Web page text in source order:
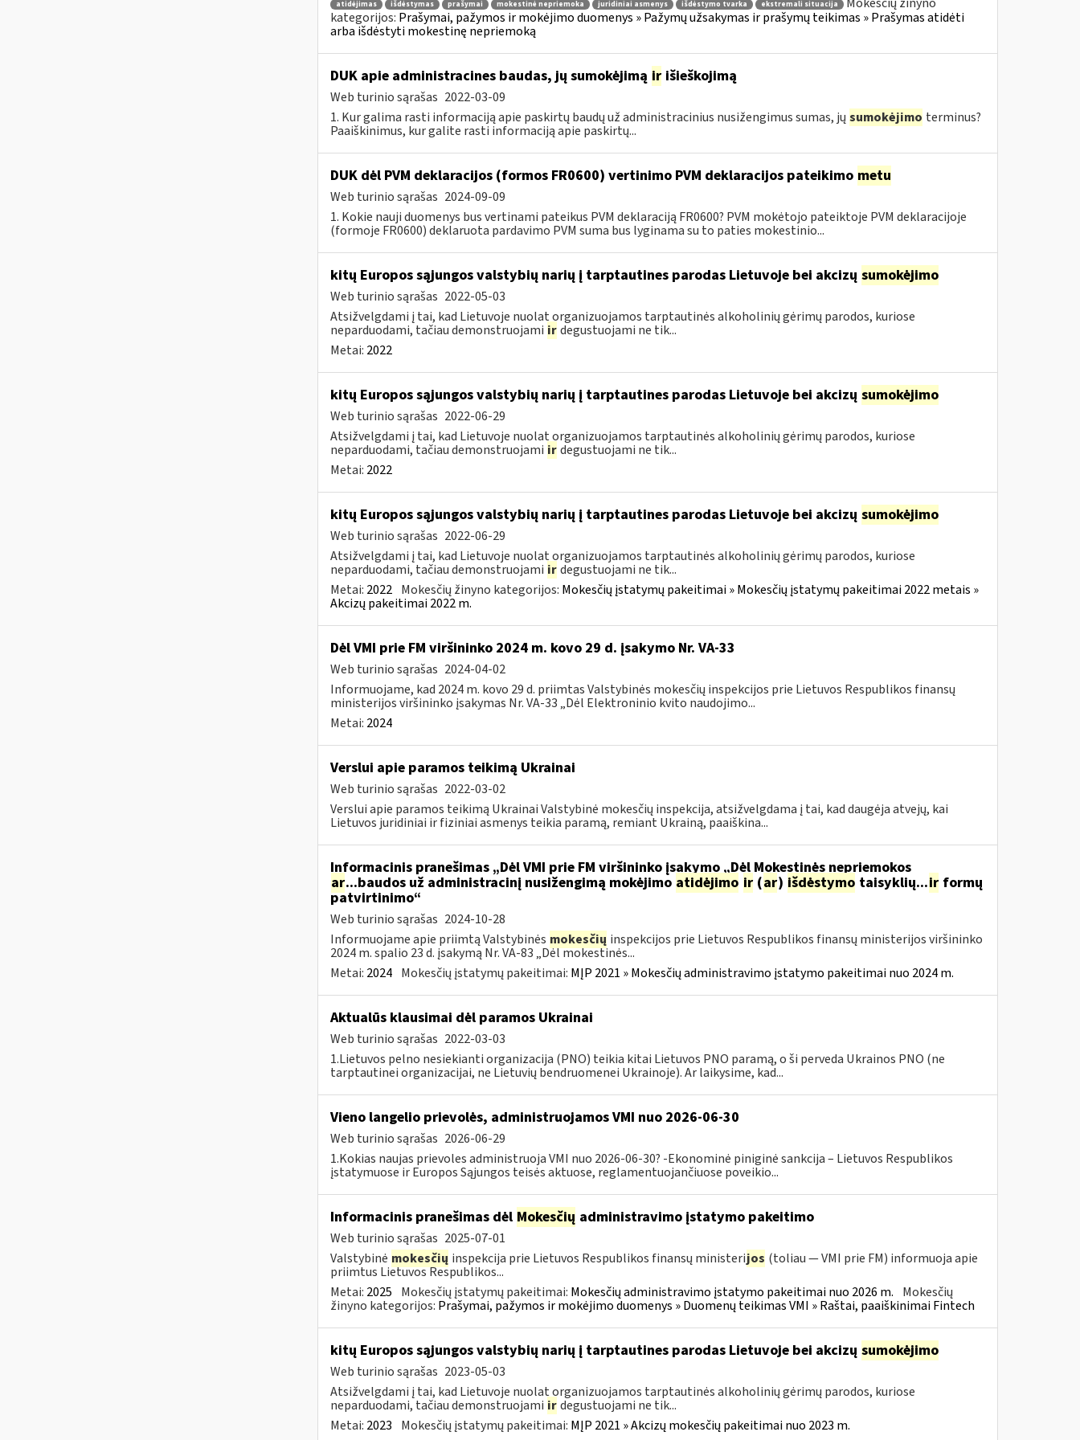
atidėjimas išdėstymas prašymai mokestinė nepriemoka juridiniai asmenys išdėstymo tvarka ekstremali situacija
kategorijos: Prašymai, pažymos ir mokėjimo duomenys » Pažymų užsakymas ir prašymų teikimas » Prašymas atidėti
arba išdėstyti mokestinę nepriemoką
DUK apie administracines baudas, jų sumokėjimą irišieškojimą
Web turinio sąrašas 2022-03-09
1. Kur galima rasti informaciją apie paskirtų baudų už administracinius nusižengimus sumas, jų sumokėjimo terminus?
Paaiškinimus, kur galite rasti informaciją apie paskirtų...
DUK dėl PVM deklaracijos (formos FR0600) vertinimo PVM deklaracijos pateikimo metu
Web turinio sąrašas 2024-09-09
1. Kokie nauji duomenys bus vertinami pateikus PVM deklaraciją FR0600? PVM mokėtojo pateiktoje PVM deklaracijoje
(formoje FR0600) deklaruota pardavimo PVM suma bus lyginama su to paties mokestinio...
kitų Europos sąjungos valstybių narių į tarptautines parodas Lietuvoje bei akcizų sumokėjimo
Web turinio sąrašas 2022-05-03
Atsižvelgdami į tai, kad Lietuvoje nuolat organizuojamos tarptautinės alkoholinių gėrimų parodos, kuriose
neparduodami, tačiau demonstruojami ir degustuojami ne tik...
Metai: 2022
kitų Europos sąjungos valstybių narių į tarptautines parodas Lietuvoje bei akcizų sumokėjimo
Web turinio sąrašas 2022-06-29
Atsižvelgdami į tai, kad Lietuvoje nuolat organizuojamos tarptautinės alkoholinių gėrimų parodos, kuriose
neparduodami, tačiau demonstruojami ir degustuojami ne tik...
Metai: 2022
kitų Europos sąjungos valstybių narių į tarptautines parodas Lietuvoje bei akcizų sumokėjimo
Web turinio sąrašas 2022-06-29
Atsižvelgdami į tai, kad Lietuvoje nuolat organizuojamos tarptautinės alkoholinių gėrimų parodos, kuriose
neparduodami, tačiau demonstruojami ir degustuojami ne tik...
Metai: 2022 Mokesčių žinyno kategorijos: Mokesčių įstatymų pakeitimai » Mokesčių įstatymų pakeitimai 2022 metais »
Akcizų pakeitimai 2022 m.
Dėl VMI prie FM viršininko 2024 m. kovo 29 d. įsakymo Nr. VA-33
Web turinio sąrašas 2024-04-02
Informuojame, kad 2024 m. kovo 29 d. priimtas Valstybinės mokesčių inspekcijos prie Lietuvos Respublikos finansų
ministerijos viršininko įsakymas Nr. VA-33 „Dėl Elektroninio kvito naudojimo...
Metai: 2024
Verslui apie paramos teikimą Ukrainai
Web turinio sąrašas 2022-03-02
Verslui apie paramos teikimą Ukrainai Valstybinė mokesčių inspekcija, atsižvelgdama į tai, kad daugėja atvejų, kai
Lietuvos juridiniai ir fiziniai asmenys teikia paramą, remiant Ukrainą, paaiškina...
Informacinis pranešimas „Dėl VMI prie FM viršininko įsakymo „Dėl Mokestinės nepriemokos
ar...baudos už administracinį nusižengimą mokėjimo atidėjimo ir(ar) išdėstymo taisyklių...irformų
patvirtinimo“
Web turinio sąrašas 2024-10-28
Informuojame apie priimtą Valstybinės mokesčių inspekcijos prie Lietuvos Respublikos finansų ministerijos viršininko
2024 m. spalio 23 d. įsakymą Nr. VA-83 „Dėl mokestinės...
Metai: 2024 Mokesčių įstatymų pakeitimai: MĮP 2021 » Mokesčių administravimo įstatymo pakeitimai nuo 2024 m.
Aktualūs klausimai dėl paramos Ukrainai
Web turinio sąrašas 2022-03-03
1.Lietuvos pelno nesiekianti organizacija (PNO) teikia kitai Lietuvos PNO paramą, o ši perveda Ukrainos PNO (ne
tarptautinei organizacijai, ne Lietuvių bendruomenei Ukrainoje). Ar laikysime, kad...
Vieno langelio prievolės, administruojamos VMI nuo 2026-06-30
Web turinio sąrašas 2026-06-29
1.Kokias naujas prievoles administruoja VMI nuo 2026-06-30? -Ekonominė piniginė sankcija – Lietuvos Respublikos
įstatymuose ir Europos Sąjungos teisės aktuose, reglamentuojančiuose poveikio...
Informacinis pranešimas dėl Mokesčių administravimo įstatymo pakeitimo
Web turinio sąrašas 2025-07-01
Valstybinė mokesčių inspekcija prie Lietuvos Respublikos finansų ministerijos (toliau — VMI prie FM) informuoja apie
priimtus Lietuvos Respublikos...
Metai: 2025 Mokesčių įstatymų pakeitimai: Mokesčių administravimo įstatymo pakeitimai nuo 2026 m. Mokesčių
žinyno kategorijos: Prašymai, pažymos ir mokėjimo duomenys » Duomenų teikimas VMI » Raštai, paaiškinimai Fintech
kitų Europos sąjungos valstybių narių į tarptautines parodas Lietuvoje bei akcizų sumokėjimo
Web turinio sąrašas 2023-05-03
Atsižvelgdami į tai, kad Lietuvoje nuolat organizuojamos tarptautinės alkoholinių gėrimų parodos, kuriose
neparduodami, tačiau demonstruojami ir degustuojami ne tik...
Metai: 2023 Mokesčių įstatymų pakeitimai: MĮP 2021 » Akcizų mokesčių pakeitimai nuo 2023 m.